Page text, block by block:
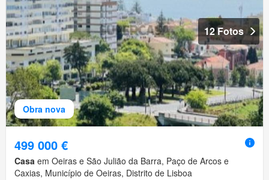
Obra nova
12 Fotos
499 000 €
Casa em Oeiras e São Julião da Barra, Paço de Arcos e
Caxias, Município de Oeiras, Distrito de Lisboa